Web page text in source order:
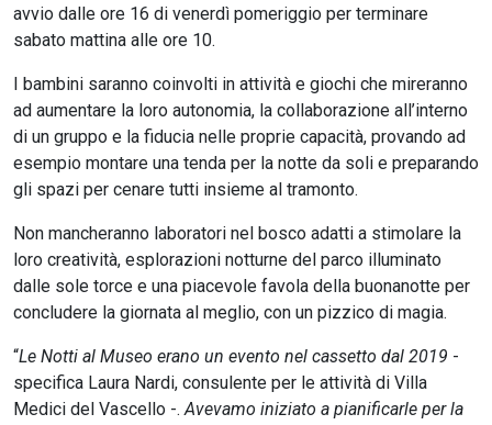
avvio dalle ore 16 di venerdì pomeriggio per terminare
sabato mattina alle ore 10.
I bambini saranno coinvolti in attività e giochi che mireranno
ad aumentare la loro autonomia, la collaborazione all’interno
di un gruppo e la fiducia nelle proprie capacità, provando ad
esempio montare una tenda per la notte da soli e preparando
gli spazi per cenare tutti insieme al tramonto.
Non mancheranno laboratori nel bosco adatti a stimolare la
loro creatività, esplorazioni notturne del parco illuminato
dalle sole torce e una piacevole favola della buonanotte per
concludere la giornata al meglio, con un pizzico di magia.
“Le Notti al Museo erano un evento nel cassetto dal 2019 -
specifica Laura Nardi, consulente per le attività di Villa
Medici del Vascello -.Avevamo iniziato a pianificarle per la